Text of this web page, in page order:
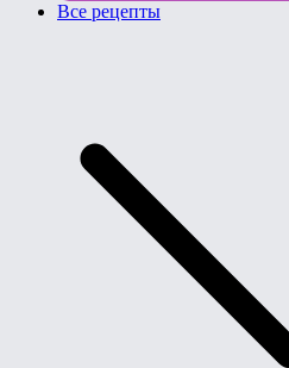
Все рецепты